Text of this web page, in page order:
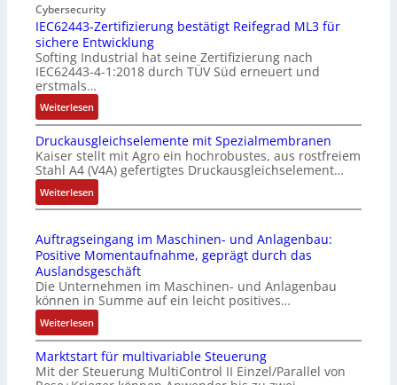
n
d
u
s
t
r
i
e
-
P
C
l
ä
s
t
s
i
c
h
f
l
e
b
i
l
f
u
n
k
m
o
d
u
l
e
r
i
n
e
n
G
u
Cybersecurity
IEC62443-Zertifizierung bestätigt Reifegrad ML3 für
sichere Entwicklung
Softing Industrial hat seine Zertifizierung nach
IEC62443-4-1:2018 durch TÜV Süd erneuert und
erstmals…
Weiterlesen:
I
E
6
2
4
3
-
Z
e
r
t
i
f
i
Druckausgleichselemente mit Spezialmembranen
Kaiser stellt mit Agro ein hochrobustes, aus rostfreiem
Stahl A4 (V4A) gefertigtes Druckausgleichselement…
Weiterlesen:
D
u
c
k
a
u
s
g
l
e
Auftragseingang im Maschinen- und Anlagenbau:
Positive Momentaufnahme, geprägt durch das
Auslandsgeschäft
Die Unternehmen im Maschinen- und Anlagenbau
können in Summe auf ein leicht positives…
Weiterlesen:
A
u
f
Marktstart für multivariable Steuerung
Mit der Steuerung MultiControl II Einzel/Parallel von